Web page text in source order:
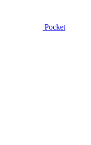
Pocket